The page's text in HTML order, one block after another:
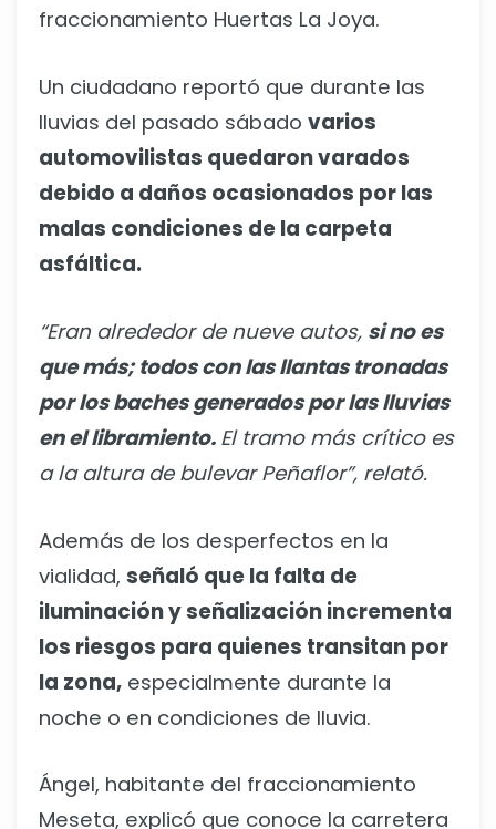
fraccionamiento Huertas La Joya.
Un ciudadano reportó que durante las
lluvias del pasado sábado varios
automovilistas quedaron varados
debido a daños ocasionados por las
malas condiciones de la carpeta
asfáltica.
“Eran alrededor de nueve autos, si no es
que más; todos con las llantas tronadas
por los baches generados por las lluvias
en el libramiento. El tramo más crítico es
a la altura de bulevar Peñaflor”, relató.
Además de los desperfectos en la
vialidad, señaló que la falta de
iluminación y señalización incrementa
los riesgos para quienes transitan por
la zona, especialmente durante la
noche o en condiciones de lluvia.
Ángel, habitante del fraccionamiento
Meseta, explicó que conoce la carretera